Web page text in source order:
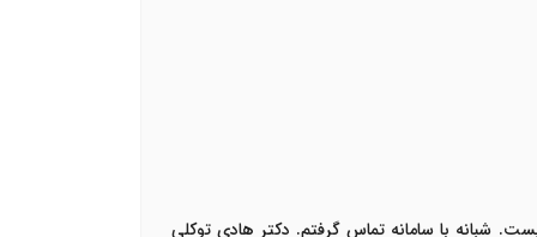
شبانه با سامانه تماس گرفتم. دکتر هادی توکلی